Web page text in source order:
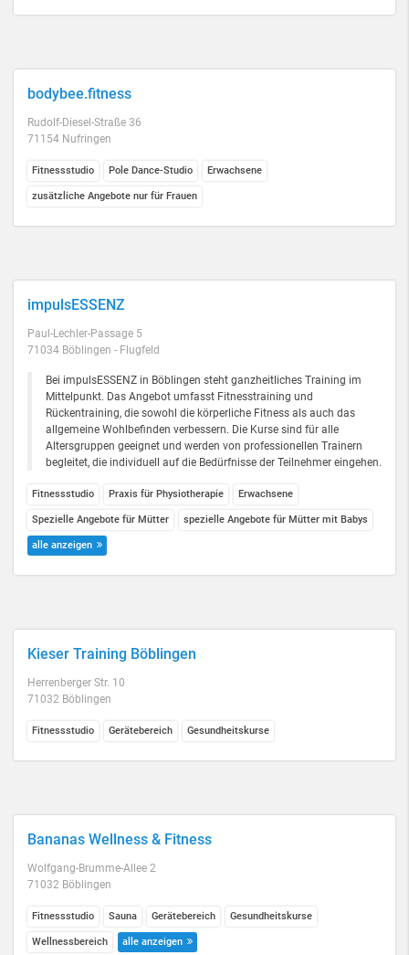
bodybee.fitness
Rudolf-Diesel-Straße 36
71154 Nufringen
Fitnessstudio Pole Dance-Studio Erwachsene
zusätzliche Angebote nur für Frauen
impulsESSENZ
Paul-Lechler-Passage 5
71034 Böblingen - Flugfeld
Bei impulsESSENZ in Böblingen steht ganzheitliches Training im
Mittelpunkt. Das Angebot umfasst Fitnesstraining und
Rückentraining, die sowohl die körperliche Fitness als auch das
allgemeine Wohlbefinden verbessern. Die Kurse sind für alle
Altersgruppen geeignet und werden von professionellen Trainern
begleitet, die individuell auf die Bedürfnisse der Teilnehmer eingehen.
Fitnessstudio Praxis für Physiotherapie Erwachsene
Spezielle Angebote für Mütter spezielle Angebote für Mütter mit Babys
alle anzeigen
Kieser Training Böblingen
Herrenberger Str. 10
71032 Böblingen
Fitnessstudio Gerätebereich Gesundheitskurse
Bananas Wellness & Fitness
Wolfgang-Brumme-Allee 2
71032 Böblingen
Fitnessstudio Sauna Gerätebereich Gesundheitskurse
Wellnessbereich alle anzeigen